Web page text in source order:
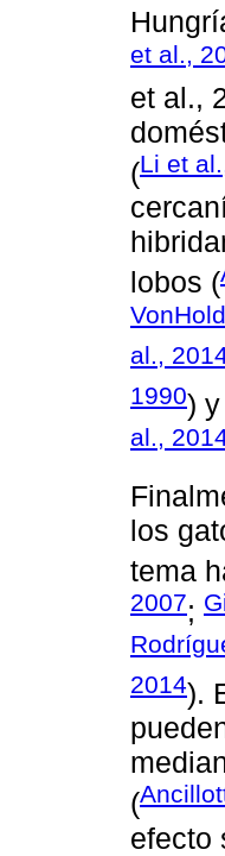
et al.,
et al.,
(Li et
lobos (
al.,
1990)
al.,
los
tema
2007;
2014).
(
efecto